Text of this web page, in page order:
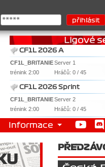
Williams , 3. RedBull .....
CF1L 2026 A
CF1L_BRITANIEServer 1
trénink 2:00
Hráčů: 0 / 45
CF1L 2026 Sprint
CF1L_BRITANIEServer 2
trénink 2:00
Hráčů: 0 / 45
Informace